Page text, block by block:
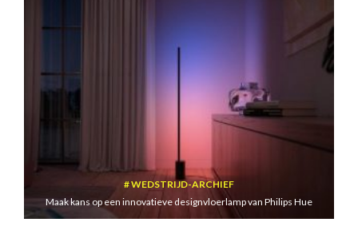
WEDSTRIJD-ARCHIEF
Maak kans op een innovatieve designvloerlamp van Philips Hue